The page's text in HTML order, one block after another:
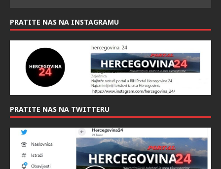
PRATITE NAS NA INSTAGRAMU
PRATITE NAS NA TWITTERU